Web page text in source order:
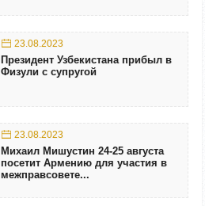
23.08.2023
Президент Узбекистана прибыл в
Физули с супругой
23.08.2023
Михаил Мишустин 24-25 августа
посетит Армению для участия в
межправсовете...